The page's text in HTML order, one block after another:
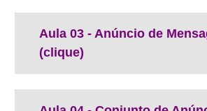
Aula 03 - Anúncio de
(clique)